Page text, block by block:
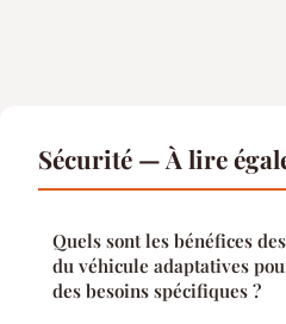
Sécurité — À lire
Quels sont les bénéfices
du véhicule adaptatives
des besoins spécifiques ?